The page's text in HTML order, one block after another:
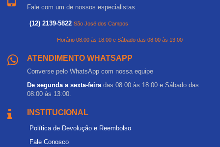
Fale com um de nossos especialistas.
(12) 2139-5822 São José dos Campos
Horário 08:00 às 18:00 e Sábado das 08:00 às 13:00
ATENDIMENTO WHATSAPP
Converse pelo WhatsApp com nossa equipe
De segunda a sexta-feira das 08:00 às 18:00 e Sábado das
08:00 às 13:00.
INSTITUCIONAL
Política de Devolução e Reembolso
Fale Conosco